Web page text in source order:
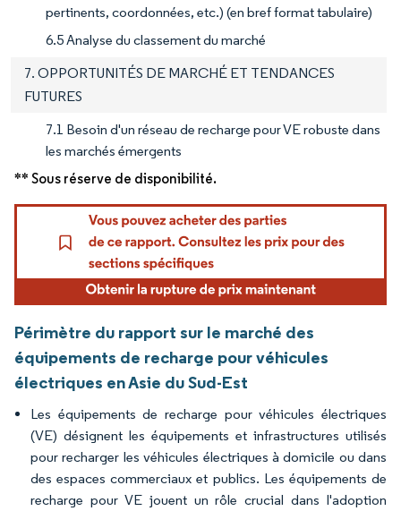
pertinents, coordonnées, etc.) (en bref format tabulaire)
6.5 Analyse du classement du marché
7. OPPORTUNITÉS DE MARCHÉ ET TENDANCES
FUTURES
7.1 Besoin d'un réseau de recharge pour VE robuste dans
les marchés émergents
** Sous réserve de disponibilité.
Périmètre du rapport sur le marché des
équipements de recharge pour véhicules
électriques en Asie du Sud-Est
Les équipements de recharge pour véhicules électriques
(VE) désignent les équipements et infrastructures utilisés
pour recharger les véhicules électriques à domicile ou dans
des espaces commerciaux et publics. Les équipements de
recharge pour VE jouent un rôle crucial dans l'adoption